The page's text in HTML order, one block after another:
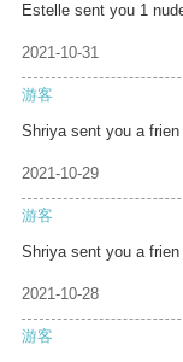
Estelle sent you 1
2021-10-31
游客
Shriya sent you a frien
2021-10-29
游客
Shriya sent you a frien
2021-10-28
游客